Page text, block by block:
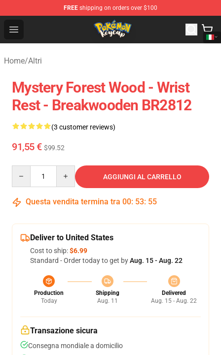
FREE shipping on orders over $100
Open menu
Pokemon Keycap Shop - The Best Store of Pokemon
Home/Altri
Mystery Forest Wood - Wrist
Rest - Breakwooden BR2812
(3 customer reviews)
91,55 € $99.52
AGGIUNGI AL CARRELLO
Questa vendita termina tra 00: 53: 55
Deliver to United States
Cost to ship:$6.99
Standard - Order today to get byAug. 15 - Aug. 22
Production
Today
Shipping
Aug. 11
Delivered
Aug. 15 - Aug. 22
Transazione sicura
Consegna mondiale a domicilio